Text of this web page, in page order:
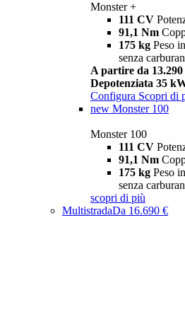
Monster +
111 CV
91,1 Nm
175 kg Peso
senza
A partire da 13.290
Depotenziata 35
Configura Scopri di
new Monster 100
Monster 100
111 CV
91,1 Nm
175 kg Peso
senza
scopri di più
MultistradaDa 16.690 €